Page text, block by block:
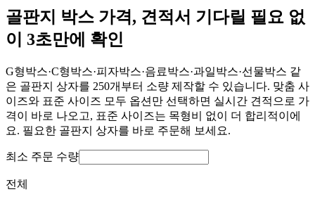
골판지 박스 가격, 견적서 기다릴 필요 없
이 3초만에 확인
G형박스·C형박스·피자박스·음료박스·과일박스·선물박스 같
은 골판지 상자를 250개부터 소량 제작할 수 있습니다. 맞춤 사
이즈와 표준 사이즈 모두 옵션만 선택하면 실시간 견적으로 가
격이 바로 나오고, 표준 사이즈는 목형비 없이 더 합리적이에
요. 필요한 골판지 상자를 바로 주문해 보세요.
최소 주문 수량
전체